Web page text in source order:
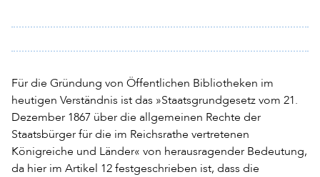
Für die Gründung von Öffentlichen Bibliotheken im
heutigen Verständnis ist das »Staatsgrundgesetz vom 21.
Dezember 1867 über die allgemeinen Rechte der
Staatsbürger für die im Reichsrathe vertretenen
Königreiche und Länder« von herausragender Bedeutung,
da hier im Artikel 12 festgeschrieben ist, dass die